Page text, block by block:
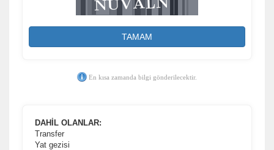
zorluk yaşadığını anlamamıza yardımcı olur.
Pazarlama Çerezleri
TAMAM
En kısa zamanda bilgi gönderilecektir.
DAHİL OLANLAR:
Transfer
Yat gezisi